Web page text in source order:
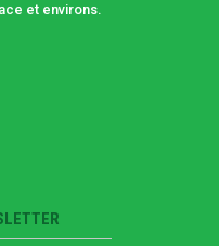
et environs.